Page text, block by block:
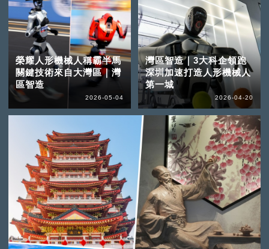
榮耀人形機械人稱霸半馬
關鍵技術來自大灣區｜灣
區智造
2026-05-04
灣區智造｜3大科企領跑
深圳加速打造人形機械人
第一城
2026-04-20